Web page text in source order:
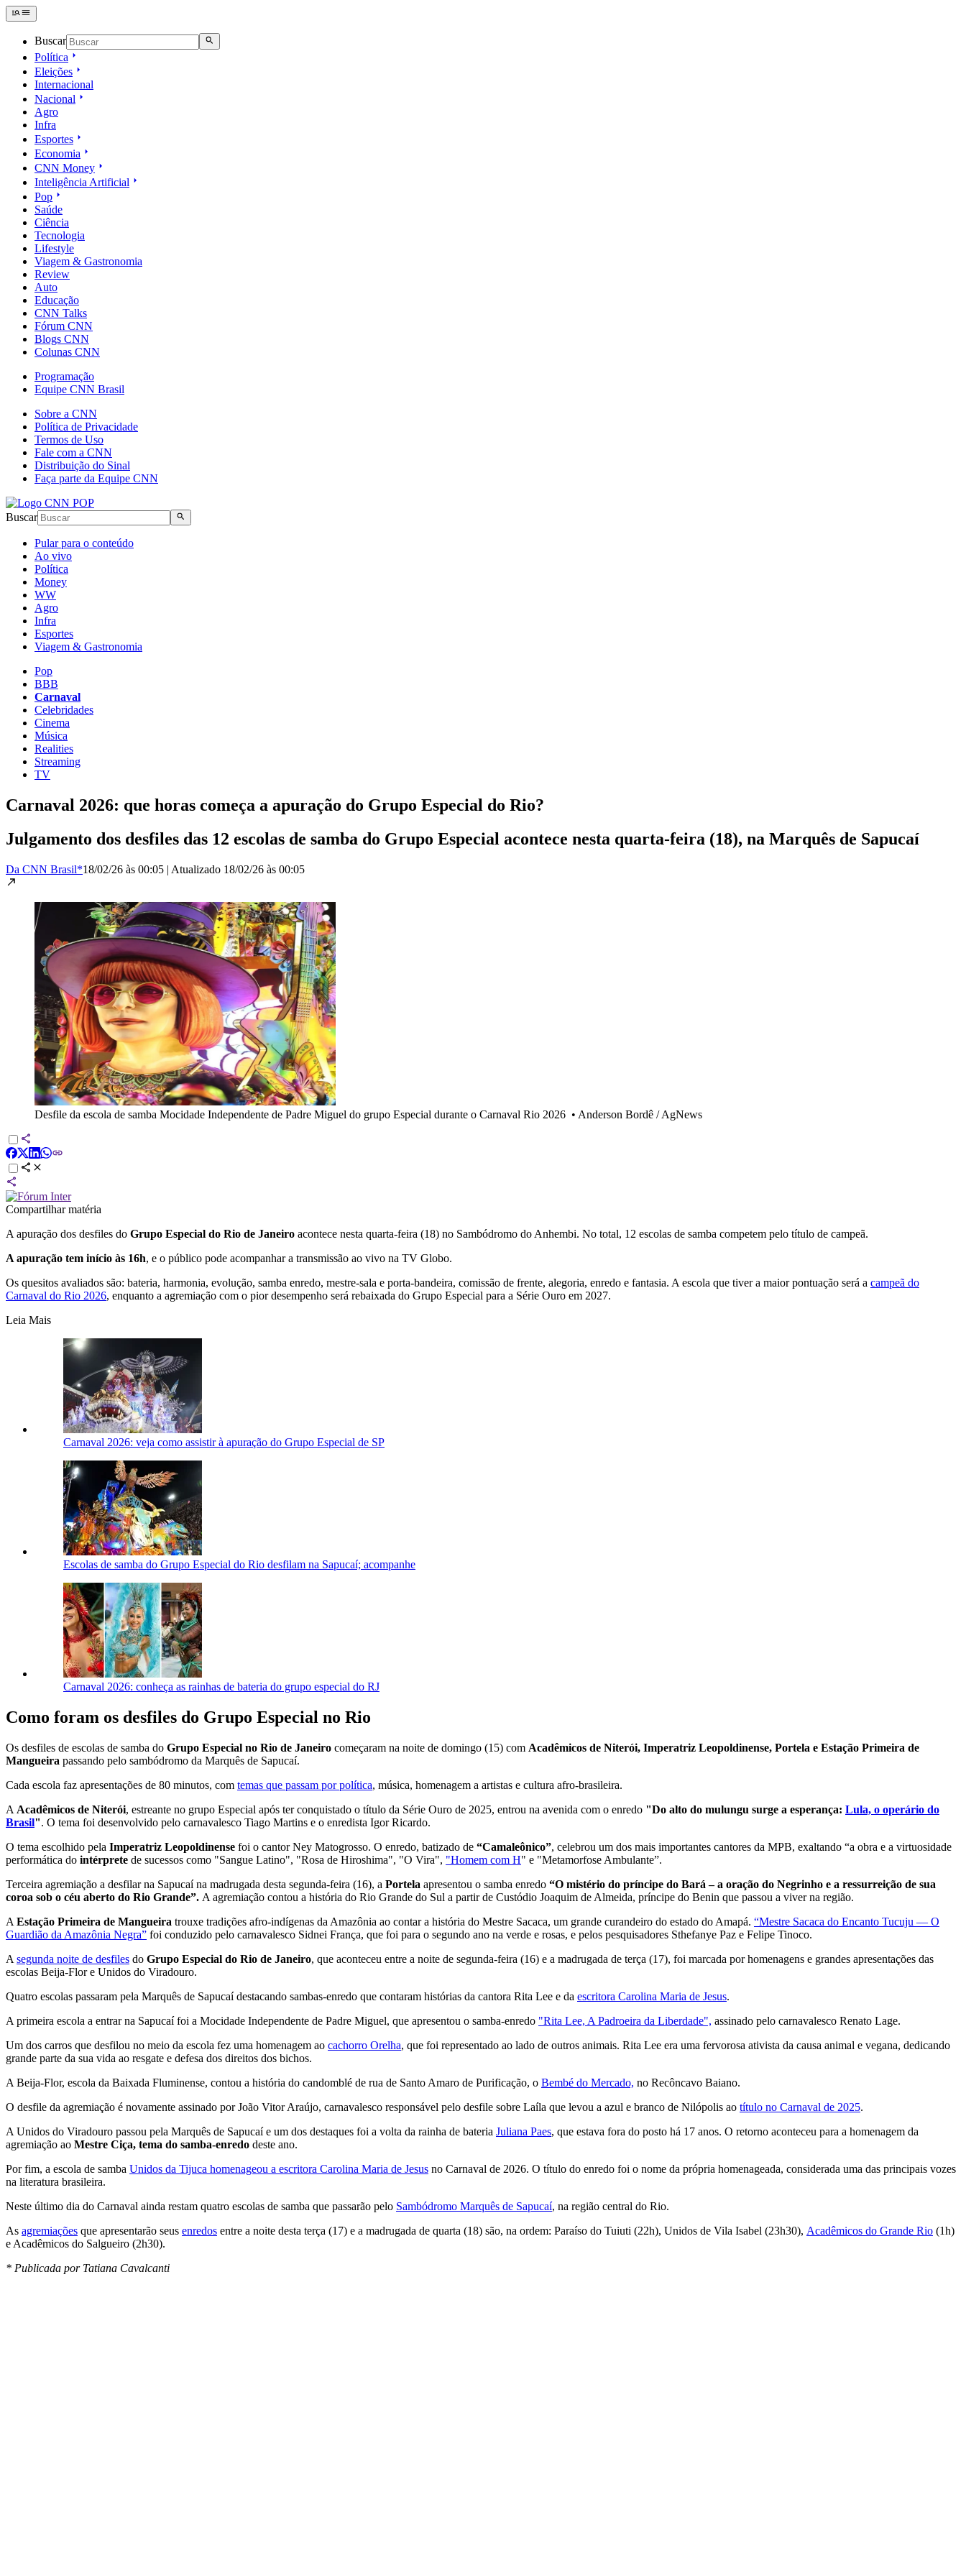
Buscar
Política
Eleições
Internacional
Nacional
Agro
Infra
Esportes
Economia
CNN Money
Inteligência Artificial
Pop
Saúde
Ciência
Tecnologia
Lifestyle
Viagem & Gastronomia
Review
Auto
Educação
CNN Talks
Fórum CNN
Blogs CNN
Colunas CNN
Programação
Equipe CNN Brasil
Sobre a CNN
Política de Privacidade
Termos de Uso
Fale com a CNN
Distribuição do Sinal
Faça parte da Equipe CNN
Buscar
Pular para o conteúdo
Ao vivo
Política
Money
WW
Agro
Infra
Esportes
Viagem & Gastronomia
Pop
BBB
Carnaval
Celebridades
Cinema
Música
Realities
Streaming
TV
Carnaval 2026: que horas começa a apuração do Grupo Especial do Rio?
Julgamento dos desfiles das 12 escolas de samba do Grupo Especial acontece nesta quarta-feira (18), na Marquês de Sapucaí
Da CNN Brasil*18/02/26 às 00:05 | Atualizado 18/02/26 às 00:05
Desfile da escola de samba Mocidade Independente de Padre Miguel do grupo Especial durante o Carnaval Rio 2026 • Anderson Bordê / AgNews
Compartilhar matéria
A apuração dos desfiles do Grupo Especial do Rio de Janeiro acontece nesta quarta-feira (18) no Sambódromo do Anhembi. No total, 12 escolas de samba competem pelo título de campeã.
A apuração tem início às 16h, e o público pode acompanhar a transmissão ao vivo na TV Globo.
Os quesitos avaliados são: bateria, harmonia, evolução, samba enredo, mestre-sala e porta-bandeira, comissão de frente, alegoria, enredo e fantasia. A escola que tiver a maior pontuação será a campeã do
Carnaval do Rio 2026, enquanto a agremiação com o pior desempenho será rebaixada do Grupo Especial para a Série Ouro em 2027.
Leia Mais
Carnaval 2026: veja como assistir à apuração do Grupo Especial de SP
Escolas de samba do Grupo Especial do Rio desfilam na Sapucaí; acompanhe
Carnaval 2026: conheça as rainhas de bateria do grupo especial do RJ
Como foram os desfiles do Grupo Especial no Rio
Os desfiles de escolas de samba do Grupo Especial no Rio de Janeiro começaram na noite de domingo (15) com Acadêmicos de Niterói, Imperatriz Leopoldinense, Portela e Estação Primeira de
Mangueira passando pelo sambódromo da Marquês de Sapucaí.
Cada escola faz apresentações de 80 minutos, com temas que passam por política, música, homenagem a artistas e cultura afro-brasileira.
A Acadêmicos de Niterói, estreante no grupo Especial após ter conquistado o título da Série Ouro de 2025, entrou na avenida com o enredo "Do alto do mulungu surge a esperança: Lula, o operário do
Brasil". O tema foi desenvolvido pelo carnavalesco Tiago Martins e o enredista Igor Ricardo.
O tema escolhido pela Imperatriz Leopoldinense foi o cantor Ney Matogrosso. O enredo, batizado de “Camaleônico”, celebrou um dos mais importantes cantores da MPB, exaltando “a obra e a virtuosidade
performática do intérprete de sucessos como "Sangue Latino", "Rosa de Hiroshima", "O Vira", "Homem com H" e "Metamorfose Ambulante”.
Terceira agremiação a desfilar na Sapucaí na madrugada desta segunda-feira (16), a Portela apresentou o samba enredo “O mistério do príncipe do Bará – a oração do Negrinho e a ressurreição de sua
coroa sob o céu aberto do Rio Grande”. A agremiação contou a história do Rio Grande do Sul a partir de Custódio Joaquim de Almeida, príncipe do Benin que passou a viver na região.
A Estação Primeira de Mangueira trouxe tradições afro-indígenas da Amazônia ao contar a história do Mestre Sacaca, um grande curandeiro do estado do Amapá. “Mestre Sacaca do Encanto Tucuju — O
Guardião da Amazônia Negra” foi conduzido pelo carnavalesco Sidnei França, que foi para o segundo ano na verde e rosas, e pelos pesquisadores Sthefanye Paz e Felipe Tinoco.
A segunda noite de desfiles do Grupo Especial do Rio de Janeiro, que aconteceu entre a noite de segunda-feira (16) e a madrugada de terça (17), foi marcada por homenagens e grandes apresentações das
escolas Beija-Flor e Unidos do Viradouro.
Quatro escolas passaram pela Marquês de Sapucaí destacando sambas-enredo que contaram histórias da cantora Rita Lee e da escritora Carolina Maria de Jesus.
A primeira escola a entrar na Sapucaí foi a Mocidade Independente de Padre Miguel, que apresentou o samba-enredo "Rita Lee, A Padroeira da Liberdade", assinado pelo carnavalesco Renato Lage.
Um dos carros que desfilou no meio da escola fez uma homenagem ao cachorro Orelha, que foi representado ao lado de outros animais. Rita Lee era uma fervorosa ativista da causa animal e vegana, dedicando
grande parte da sua vida ao resgate e defesa dos direitos dos bichos.
A Beija-Flor, escola da Baixada Fluminense, contou a história do candomblé de rua de Santo Amaro de Purificação, o Bembé do Mercado, no Recôncavo Baiano.
O desfile da agremiação é novamente assinado por João Vitor Araújo, carnavalesco responsável pelo desfile sobre Laíla que levou a azul e branco de Nilópolis ao título no Carnaval de 2025.
A Unidos do Viradouro passou pela Marquês de Sapucaí e um dos destaques foi a volta da rainha de bateria Juliana Paes, que estava fora do posto há 17 anos. O retorno aconteceu para a homenagem da
agremiação ao Mestre Ciça, tema do samba-enredo deste ano.
Por fim, a escola de samba Unidos da Tijuca homenageou a escritora Carolina Maria de Jesus no Carnaval de 2026. O título do enredo foi o nome da própria homenageada, considerada uma das principais vozes
na literatura brasileira.
Neste último dia do Carnaval ainda restam quatro escolas de samba que passarão pelo Sambódromo Marquês de Sapucaí, na região central do Rio.
As agremiações que apresentarão seus enredos entre a noite desta terça (17) e a madrugada de quarta (18) são, na ordem: Paraíso do Tuiuti (22h), Unidos de Vila Isabel (23h30), Acadêmicos do Grande Rio (1h)
e Acadêmicos do Salgueiro (2h30).
* Publicada por Tatiana Cavalcanti